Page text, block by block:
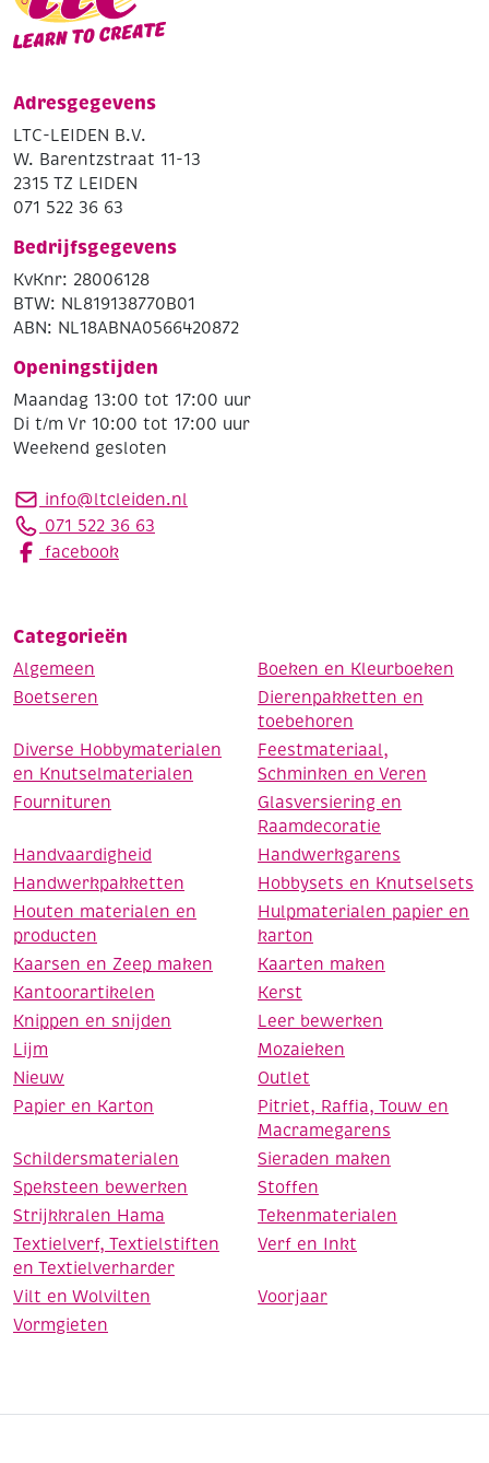
Adresgegevens
LTC-LEIDEN B.V.
W. Barentzstraat 11-13
2315 TZ LEIDEN
071 522 36 63
Bedrijfsgegevens
KvKnr: 28006128
BTW: NL819138770B01
ABN: NL18ABNA0566420872
Openingstijden
Maandag 13:00 tot 17:00 uur
Di t/m Vr 10:00 tot 17:00 uur
Weekend gesloten
info@ltcleiden.nl
071 522 36 63
facebook
Categorieën
Algemeen
Boeken en Kleurboeken
Boetseren
Dierenpakketten en
toebehoren
Diverse Hobbymaterialen
en Knutselmaterialen
Feestmateriaal,
Schminken en Veren
Fournituren
Glasversiering en
Raamdecoratie
Handvaardigheid
Handwerkgarens
Handwerkpakketten
Hobbysets en Knutselsets
Houten materialen en
producten
Hulpmaterialen papier en
karton
Kaarsen en Zeep maken
Kaarten maken
Kantoorartikelen
Kerst
Knippen en snijden
Leer bewerken
Lijm
Mozaieken
Nieuw
Outlet
Papier en Karton
Pitriet, Raffia, Touw en
Macramegarens
Schildersmaterialen
Sieraden maken
Speksteen bewerken
Stoffen
Strijkkralen Hama
Tekenmaterialen
Textielverf, Textielstiften
en Textielverharder
Verf en Inkt
Vilt en Wolvilten
Voorjaar
Vormgieten